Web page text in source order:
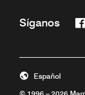
Síganos
Español